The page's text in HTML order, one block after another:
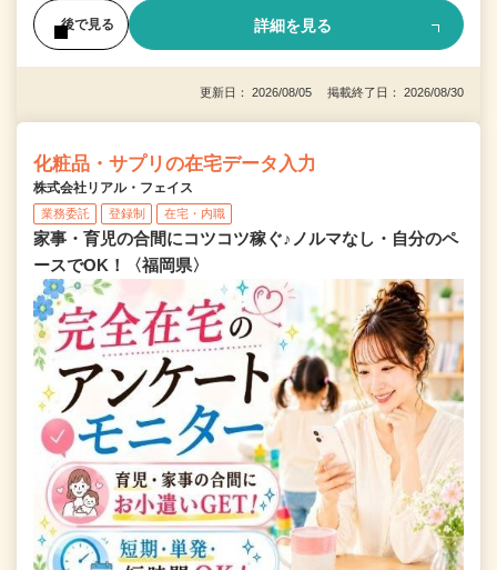
後で見る 詳細を見る
更新日： 2026/08/05 掲載終了日： 2026/08/30
化粧品・サプリの在宅データ入力
株式会社リアル・フェイス
業務委託 登録制 在宅・内職
家事・育児の合間にコツコツ稼ぐ♪ノルマなし・自分のペ
ースでOK！〈福岡県〉